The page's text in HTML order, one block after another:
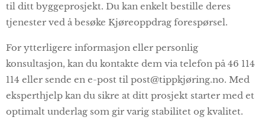
til ditt byggeprosjekt. Du kan enkelt bestille deres
tjenester ved å besøke Kjøreoppdrag forespørsel.
For ytterligere informasjon eller personlig
konsultasjon, kan du kontakte dem via telefon på 46 114
114 eller sende en e-post til post@tippkjøring.no. Med
eksperthjelp kan du sikre at ditt prosjekt starter med et
optimalt underlag som gir varig stabilitet og kvalitet.